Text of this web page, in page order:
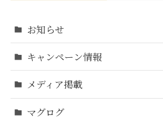
お知らせ
キャンペーン情報
メディア掲載
マグログ